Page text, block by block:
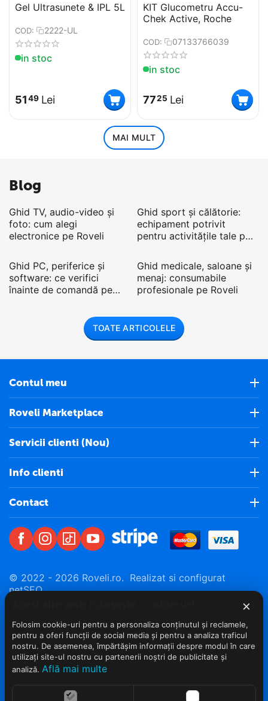
Gel Ultrasunete & IPL 5L
COD: 2222-UL
in stoc
51 49 Lei
KIT Glucometru Accu-
Chek Active, Roche
COD: 07133766039
in stoc
7725 Lei
MAI MULT
Blog
28.06.2026
Ghid TV, audio-video și
foto: cum alegi
electronice pe Roveli
Ghid sport și călătorie:
echipament potrivit
pentru activitățile tale pe
26.06.2026
Ghid PC, periferice și
software: ce verifici
înainte de comandă pe
25.06.2026
Ghid medicale, saloane și
menaj: consumabile
profesionale pe Roveli
TOATE ARTICOLELE
Contul meu
Roveli Marketplace
Servicii clienti (Nou)
Info clienti
Contact
© 2022 - 2026 Roveli.ro. Realizat si configurat
netSEO
×
Folosim cookie-uri pentru a personaliza conținutul și reclamele,
pentru a oferi funcții de social media și pentru a analiza traficul
nostru. De asemenea, împărtășim informații despre modul în care
utilizați site-ul nostru cu partenerii noștri de publicitate și
analiză. Află mai multe